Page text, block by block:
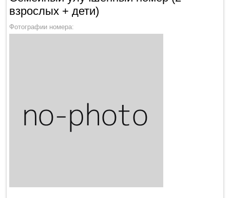
взрослых + дети)
Фотографии номера: